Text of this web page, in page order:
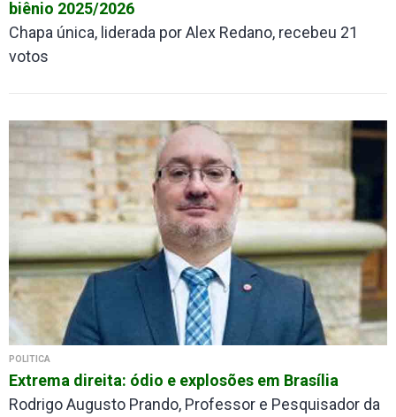
biênio 2025/2026
Chapa única, liderada por Alex Redano, recebeu 21
votos
POLÍTICA
Extrema direita: ódio e explosões em Brasília
Rodrigo Augusto Prando, Professor e Pesquisador da